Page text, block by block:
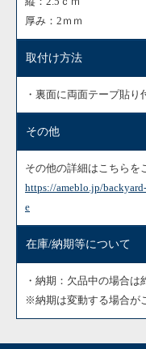
厚み：2ｍｍ
取付け方法
・裏面に両面テープ貼り
その他
その他の詳細はこちらを
https://ameblo.jp/
e
在庫/納期等について
・納期：欠品中の場合
※納期は変動する場合が